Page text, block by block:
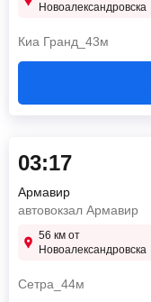
Новоалександровска
Киа Гранд_43м
03:17
Армавир
автовокзал Армавир
56 км от
Новоалександровска
Сетра_44м